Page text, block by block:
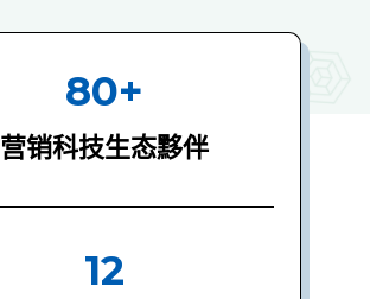
80+
营销科技生态黟伴
12